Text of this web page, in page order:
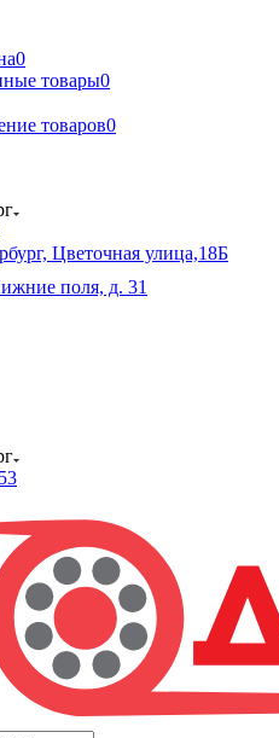
0
товары0
товаров0
Цветочная улица,18Б
поля, д. 31